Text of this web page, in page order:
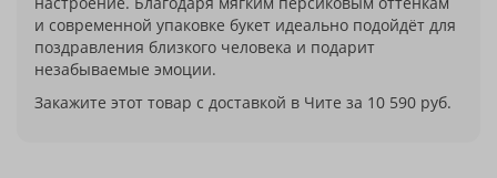
и современной упаковке букет идеально подойдёт для
поздравления близкого человека и подарит
незабываемые эмоции.
Закажите этот товар с доставкой в Чите за 10 590 руб.